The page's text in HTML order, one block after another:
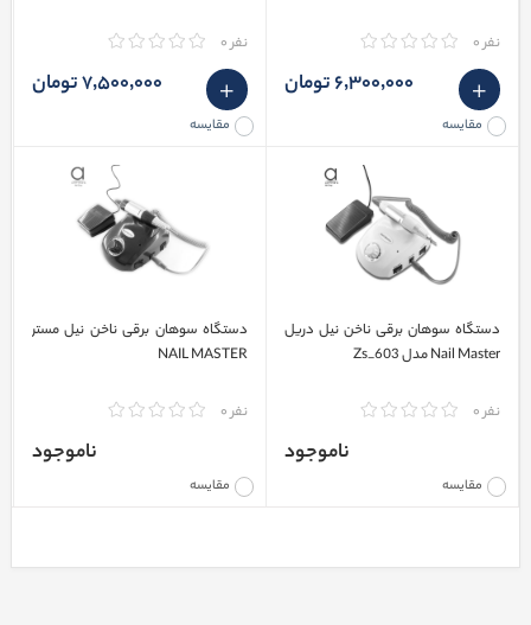
نفر 0
مقایسه
6٬300٬000 تومان
نفر 0
مقایسه
7٬500٬000 تومان
دستگاه سوهان برقی ناخن نیل دریل
Nail Master مدل Zs_603
نفر 0
مقایسه
ناموجود
دستگاه سوهان برقی ناخن نیل مستر
NAIL MASTER
نفر 0
مقایسه
ناموجود